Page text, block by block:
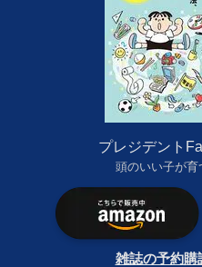
プレジデント
頭のいい子が
雑誌の予約購